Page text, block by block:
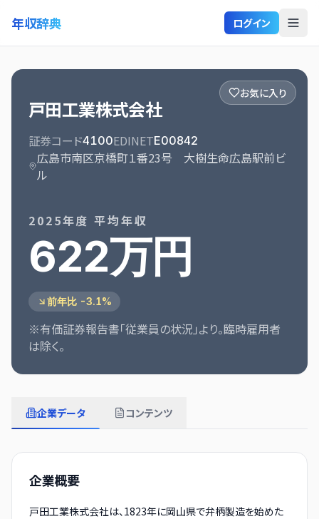
年収辞典 ログイン
お気に入り
戸田工業株式会社
証券コード4100EDINETE00842
広島市南区京橋町１番23号 大樹生命広島駅前ビ
ル
2025年度 平均年収
622万円
前年比 -3.1%
※有価証券報告書「従業員の状況」より。臨時雇用者
は除く。
企業データ コンテンツ
企業概要
戸田工業株式会社は、1823年に岡山県で弁柄製造を始めた